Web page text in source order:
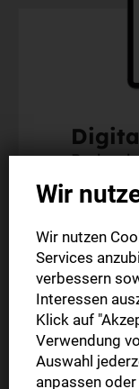
Alle
Die
4 Wochen
0,00
Wir
Wir nutzen
Services
verbessern
Interessen
Klick auf
Verwendung
Auswahl
anpassen